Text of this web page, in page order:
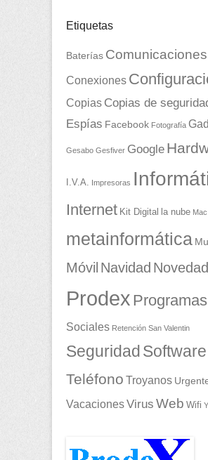
Etiquetas
Baterías Comunicaciones
Conexiones
Copias Copias de
Espías Facebook Fotografía
Gesabo Gesfiver Google
I.V.A. Impresoras
Internet Kit Digital la nube Mac
metainformática
Móvil Navidad
Prodex Programas
Sociales Retención San Valentin
Seguridad Software
Teléfono Troyanos
VacacionesVirus Web Wifi